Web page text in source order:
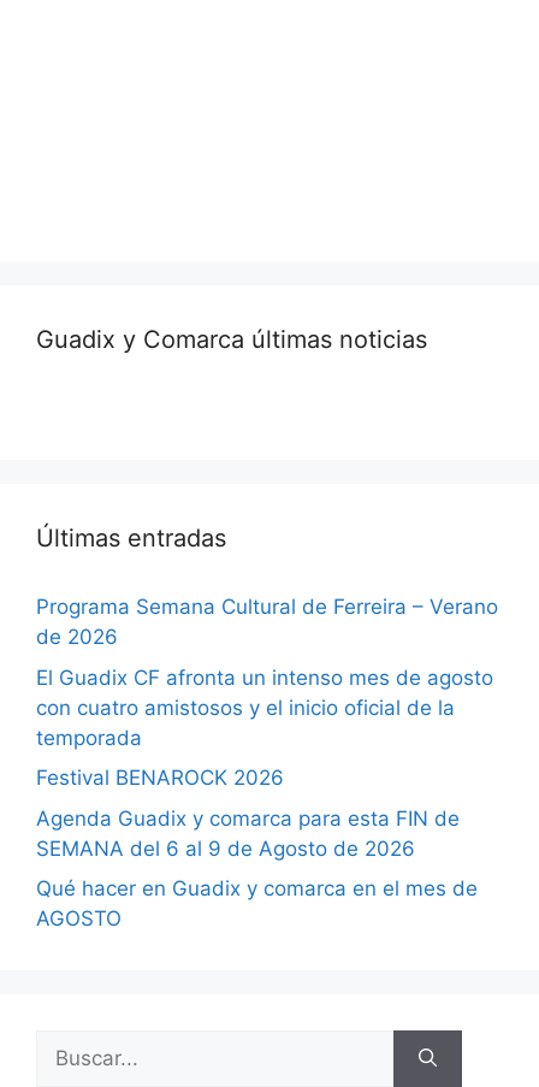
Guadix y Comarca últimas noticias
Últimas entradas
Programa Semana Cultural de Ferreira – Verano
de 2026
El Guadix CF afronta un intenso mes de agosto
con cuatro amistosos y el inicio oficial de la
temporada
Festival BENAROCK 2026
Agenda Guadix y comarca para esta FIN de
SEMANA del 6 al 9 de Agosto de 2026
Qué hacer en Guadix y comarca en el mes de
AGOSTO
Buscar: